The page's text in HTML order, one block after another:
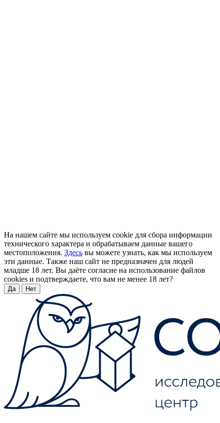
На нашем сайте мы используем cookie для сбора информации
технического характера и обрабатываем данные вашего
местоположения. Здесь вы можете узнать, как мы используем
эти данные. Также наш сайт не предназначен для людей
младше 18 лет. Вы даёте согласие на использование файлов
cookies и подтверждаете, что вам не менее 18 лет?
Да Нет